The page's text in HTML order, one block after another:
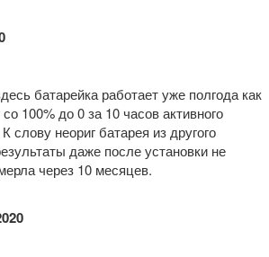
батарейка работает уже полгода как
100% до 0 за 10 часов активного
слову неориг батарея из другого
даже после установки не
через 10 месяцев.